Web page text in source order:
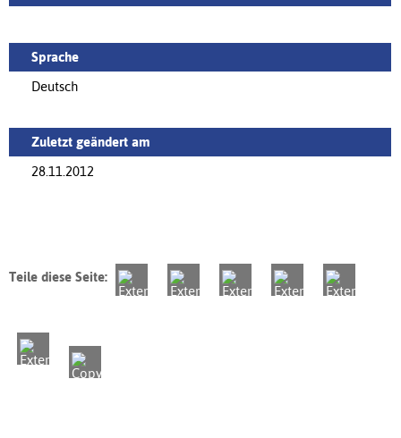
Sprache
Deutsch
Zuletzt geändert am
28.11.2012
Teile diese Seite: